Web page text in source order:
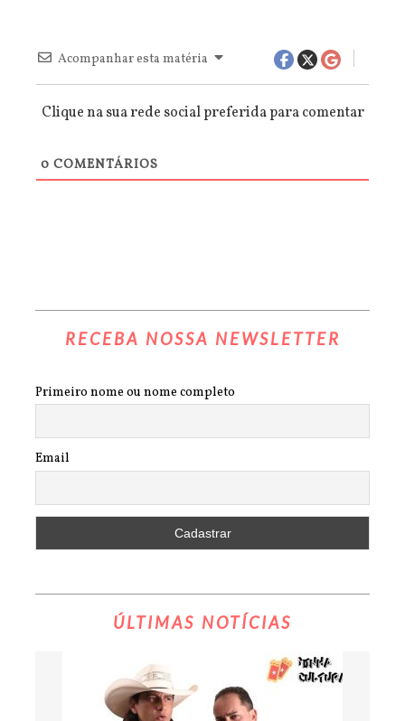
Acompanhar esta matéria
Clique na sua rede social preferida para comentar
0 COMENTÁRIOS
RECEBA NOSSA NEWSLETTER
Primeiro nome ou nome completo
Email
ÚLTIMAS NOTÍCIAS